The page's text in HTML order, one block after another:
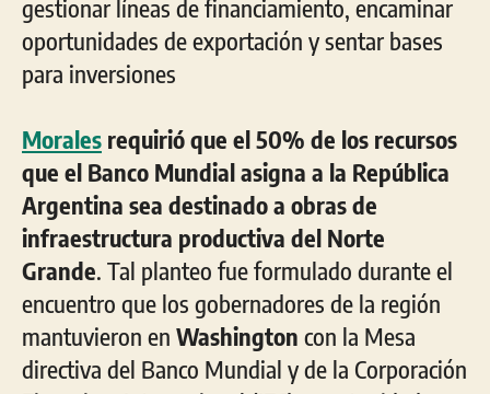
gestionar líneas de financiamiento, encaminar
oportunidades de exportación y sentar bases
para inversiones
Morales requirió que el 50% de los recursos
que el Banco Mundial asigna a la República
Argentina sea destinado a obras de
infraestructura productiva del Norte
Grande. Tal planteo fue formulado durante el
encuentro que los gobernadores de la región
mantuvieron en Washington con la Mesa
directiva del Banco Mundial y de la Corporación